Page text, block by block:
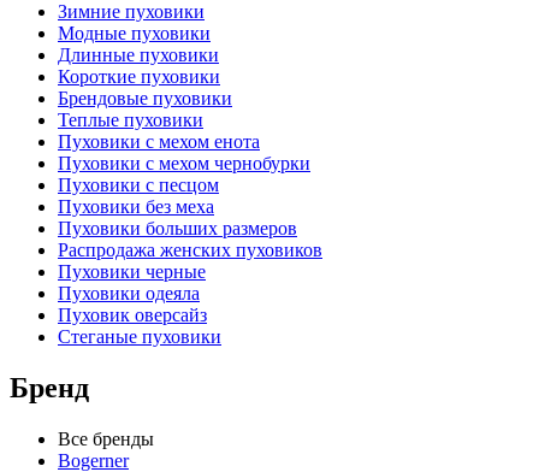
Зимние пуховики
Модные пуховики
Длинные пуховики
Короткие пуховики
Брендовые пуховики
Теплые пуховики
Пуховики с мехом енота
Пуховики с мехом чернобурки
Пуховики с песцом
Пуховики без меха
Пуховики больших размеров
Распродажа женских пуховиков
Пуховики черные
Пуховики одеяла
Пуховик оверсайз
Стеганые пуховики
Бренд
Все бренды
Bogerner